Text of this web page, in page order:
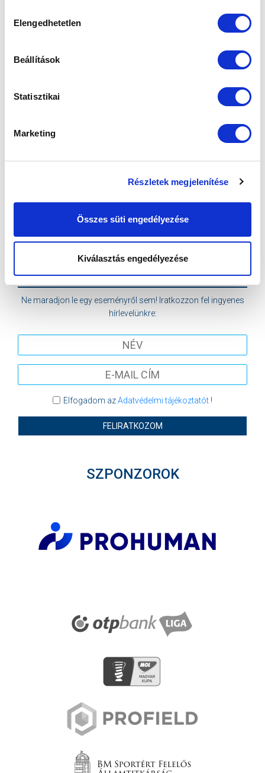
kiválasztása
Elengedhetetlen
Beállítások
Statisztikai
Marketing
Részletek megjelenítése
Összes süti engedélyezése
Kiválasztás engedélyezése
KÖVETKEZŐ MÉRKŐZÉS
2026-08-09 17:30
VS
MTK BUDAPEST HÍRLEVÉL
Ne maradjon le egy eseményről sem! Iratkozzon fel ingyenes
hírlevelünkre:
Elfogadom azAdatvédelmi tájékoztatót!
FELIRATKOZOM
SZPONZOROK